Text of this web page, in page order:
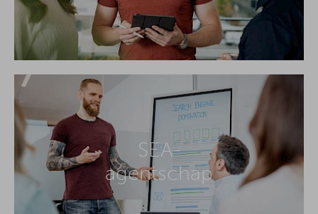
SEA-
agentschap